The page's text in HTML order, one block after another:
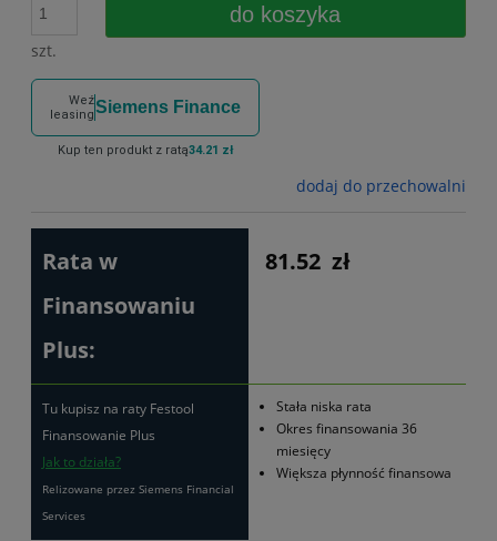
szt.
do koszyka
Weź
leasingSiemens Finance
Kup ten produkt z ratą34.21 zł
dodaj do przechowalni
Rata w
Finansowaniu
Plus:
81.52 zł
Tu kupisz na raty Festool
Finansowanie Plus
Jak to działa?
Relizowane przez Siemens Financial
Services
Stała niska rata
Okres finansowania 36
miesięcy
Większa płynność finansowa